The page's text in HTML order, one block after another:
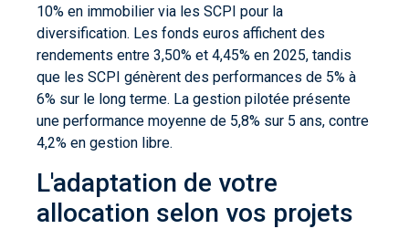
10% en immobilier via les SCPI pour la
diversification. Les fonds euros affichent des
rendements entre 3,50% et 4,45% en 2025, tandis
que les SCPI génèrent des performances de 5% à
6% sur le long terme. La gestion pilotée présente
une performance moyenne de 5,8% sur 5 ans, contre
4,2% en gestion libre.
L'adaptation de votre
allocation selon vos projets